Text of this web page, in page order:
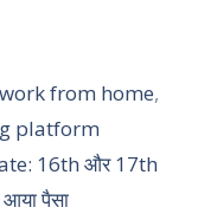
from home,
platform
16th और 17th
पैसा